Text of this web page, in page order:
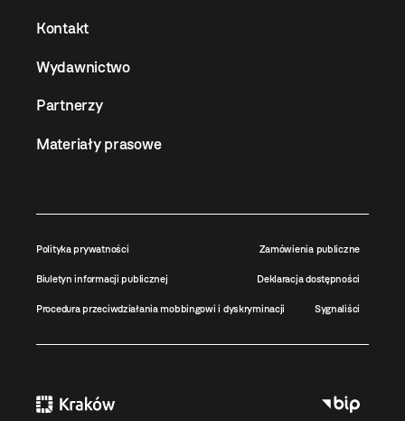
Kontakt
Wydawnictwo
Partnerzy
Materiały prasowe
Polityka prywatności Zamówienia publiczne
Biuletyn informacji publicznej Deklaracja dostępności
Procedura przeciwdziałania mobbingowi i dyskryminacji Sygnaliści